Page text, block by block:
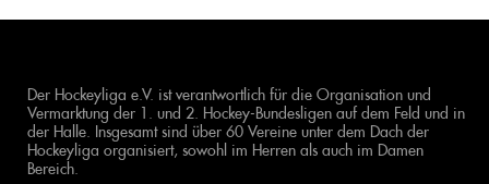
Der Hockeyliga e.V. ist verantwortlich für die Organisation und
Vermarktung der 1. und 2. Hockey-Bundesligen auf dem Feld und in
der Halle. Insgesamt sind über 60 Vereine unter dem Dach der
Hockeyliga organisiert, sowohl im Herren als auch im Damen
Bereich.